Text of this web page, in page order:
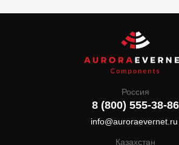
Россия
8 (800) 555-38-86
info@auroraevernet.ru
Казахстан